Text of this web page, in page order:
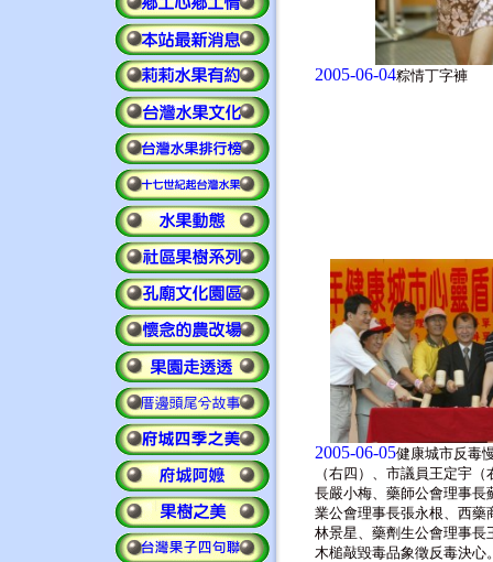
2005-06-04粽情丁字褲
2005-06-05健康城市反毒
（右四）、市議員王定宇
長嚴小梅、藥師公會理事長
業公會理事長張永根、西藥
林景星、藥劑生公會理事長
木槌敲毀毒品象徵反毒決心